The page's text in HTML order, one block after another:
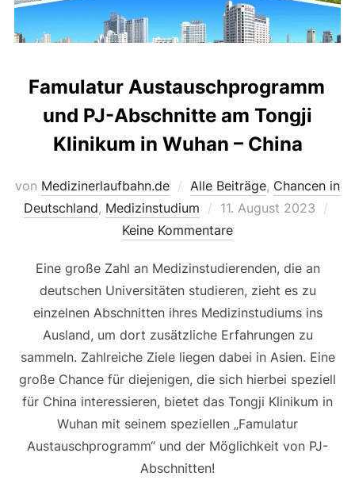
Famulatur Austauschprogramm
und PJ-Abschnitte am Tongji
Klinikum in Wuhan – China
von Medizinerlaufbahn.de Alle Beiträge, Chancen in
Deutschland, Medizinstudium
Veröffentlicht
am
11. August 2023
Keine Kommentare
Eine große Zahl an Medizinstudierenden, die an
deutschen Universitäten studieren, zieht es zu
einzelnen Abschnitten ihres Medizinstudiums ins
Ausland, um dort zusätzliche Erfahrungen zu
sammeln. Zahlreiche Ziele liegen dabei in Asien. Eine
große Chance für diejenigen, die sich hierbei speziell
für China interessieren, bietet das Tongji Klinikum in
Wuhan mit seinem speziellen „Famulatur
Austauschprogramm“ und der Möglichkeit von PJ-
Abschnitten!